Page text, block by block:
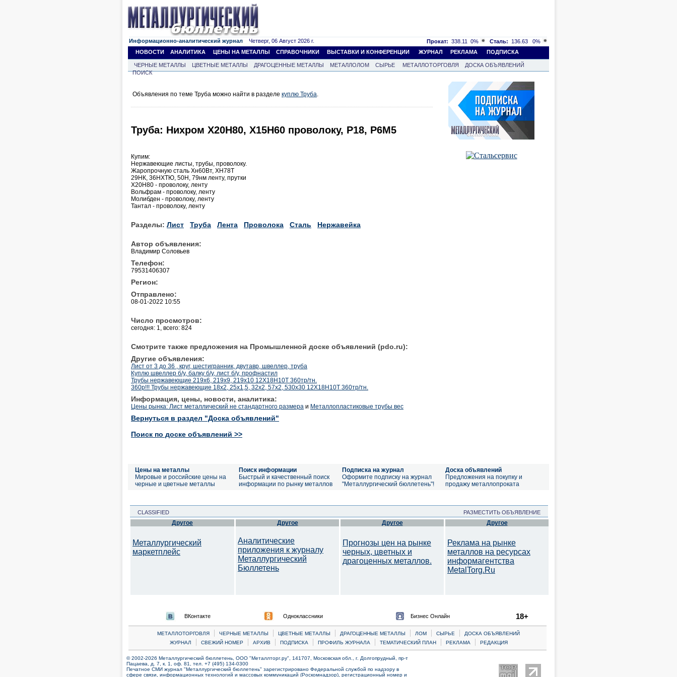
Информационно-аналитический журнал Четверг, 06 Август 2026 г. Прокат: 338.11 0% Сталь: 136.63
0%
НОВОСТИ
АНАЛИТИКА ЦЕНЫ НА МЕТАЛЛЫ СПРАВОЧНИКИ ВЫСТАВКИ И КОНФЕРЕНЦИИ ЖУРНАЛ РЕКЛАМА ПОДПИСКА
ЧЕРНЫЕ МЕТАЛЛЫ ЦВЕТНЫЕ МЕТАЛЛЫ ДРАГОЦЕННЫЕ МЕТАЛЛЫ МЕТАЛЛОЛОМ СЫРЬЕ МЕТАЛЛОТОРГОВЛЯ
ДОСКА ОБЪЯВЛЕНИЙ
ПОИСК
Объявления по теме Труба можно найти в разделе куплю Труба.
Труба: Нихром Х20Н80, Х15Н60 проволоку, Р18, Р6М5
Купим:
Нержавеющие листы, трубы, проволоку.
Жаропрочную сталь Хн60Вт, ХН78Т
29НК, 36НХТЮ, 50Н, 79нм ленту, прутки
Х20Н80 - проволоку, ленту
Вольфрам - проволоку, ленту
Молибден - проволоку, ленту
Тантал - проволоку, ленту
Разделы: Лист Труба Лента Проволока Сталь Нержавейка
Автор объявления:
Владимир Соловьев
Телефон:
79531406307
Регион:
Отправлено:
08-01-2022 10:55
Число просмотров:
сегодня: 1, всего: 824
Смотрите также предложения на Промышленной доске объявлений (pdo.ru):
Другие объявления:
Лист от 3 до 36 , круг, шестигранник, двутавр, швеллер, труба
Куплю швеллер б/у, балку б/у, лист б/у, профнастил
Трубы нержавеющие 219х6, 219х9, 219х10 12Х18Н10Т 360тр/тн.
360р!!! Трубы нержавеющие 18х2, 25х1,5, 32х2, 57х2, 530х30 12Х18Н10Т 360тр/тн.
Информация, цены, новости, аналитика:
Цены рынка: Лист металлический не стандартного размера и Металлопластиковые трубы вес
Вернуться в раздел "Доска объявлений"
Поиск по доске объявлений >>
Цены на металлы
Мировые и российские цены на
черные и цветные металлы
Поиск информации
Быстрый и качественный поиск
информации по рынку металлов
Подписка на журнал
Оформите подписку на журнал
"Металлургический бюллетень"!
Доска объявлений
Предложения на покупку и
продажу металлопроката
CLASSIFIED РАЗМЕСТИТЬ ОБЪЯВЛЕНИЕ
Другое
Металлургический
маркетплейс
Другое
Аналитические
приложения к журналу
Металлургический
Бюллетень
Другое
Прогнозы цен на рынке
черных, цветных и
драгоценных металлов.
Другое
Реклама на рынке
металлов на ресурсах
информагентства
MetalTorg.Ru
ВКонтакте Одноклассники Бизнес Онлайн 18+
МЕТАЛЛОТОРГОВЛЯ | ЧЕРНЫЕ МЕТАЛЛЫ | ЦВЕТНЫЕ МЕТАЛЛЫ | ДРАГОЦЕННЫЕ МЕТАЛЛЫ | ЛОМ | CЫРЬЕ |
ДОСКА ОБЪЯВЛЕНИЙ
ЖУРНАЛ
| СВЕЖИЙ НОМЕР | АРХИВ | ПОДПИСКА | ПРОФИЛЬ ЖУРНАЛА | ТЕМАТИЧЕСКИЙ ПЛАН | РЕКЛАМА | РЕДАКЦИЯ
© 2002-2026 Металлургический бюллетень, ООО "Металлторг.ру", 141707, Московская обл., г. Долгопрудный, пр-т
Пацаева, д. 7, к. 1, оф. 81, тел. +7 (495) 134-0300
Печатное СМИ журнал "Металлургический бюллетень" зарегистрировано Федеральной службой по надзору в
сфере связи, информационных технологий и массовых коммуникаций (Роскомнадзор), регистрационный номер и